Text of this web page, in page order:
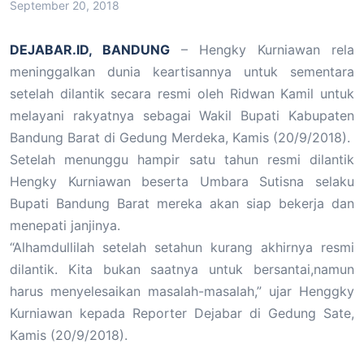
September 20, 2018
DEJABAR.ID, BANDUNG – Hengky Kurniawan rela
meninggalkan dunia keartisannya untuk sementara
setelah dilantik secara resmi oleh Ridwan Kamil untuk
melayani rakyatnya sebagai Wakil Bupati Kabupaten
Bandung Barat di Gedung Merdeka, Kamis (20/9/2018).
Setelah menunggu hampir satu tahun resmi dilantik
Hengky Kurniawan beserta Umbara Sutisna selaku
Bupati Bandung Barat mereka akan siap bekerja dan
menepati janjinya.
“Alhamdullilah setelah setahun kurang akhirnya resmi
dilantik. Kita bukan saatnya untuk bersantai,namun
harus menyelesaikan masalah-masalah,” ujar Henggky
Kurniawan kepada Reporter Dejabar di Gedung Sate,
Kamis (20/9/2018).